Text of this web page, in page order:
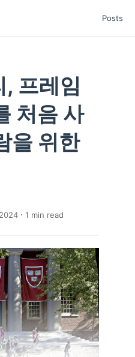
Posts
프레임
처음 사
을 위한
1 min read